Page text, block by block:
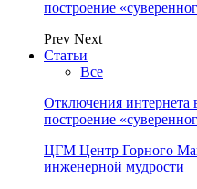
построение
Prev Next
Статьи
Все
Отключения интернета
построение
ЦГМ Центр Горного
инженерной мудрости